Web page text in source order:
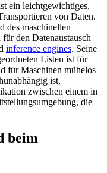
ein leichtgewichtiges,
von Daten.
des maschinellen
den Datenaustausch
inference engines. Seine
Listen ist für
für Maschinen mühelos
ist,
zwischen einem in
die
beim